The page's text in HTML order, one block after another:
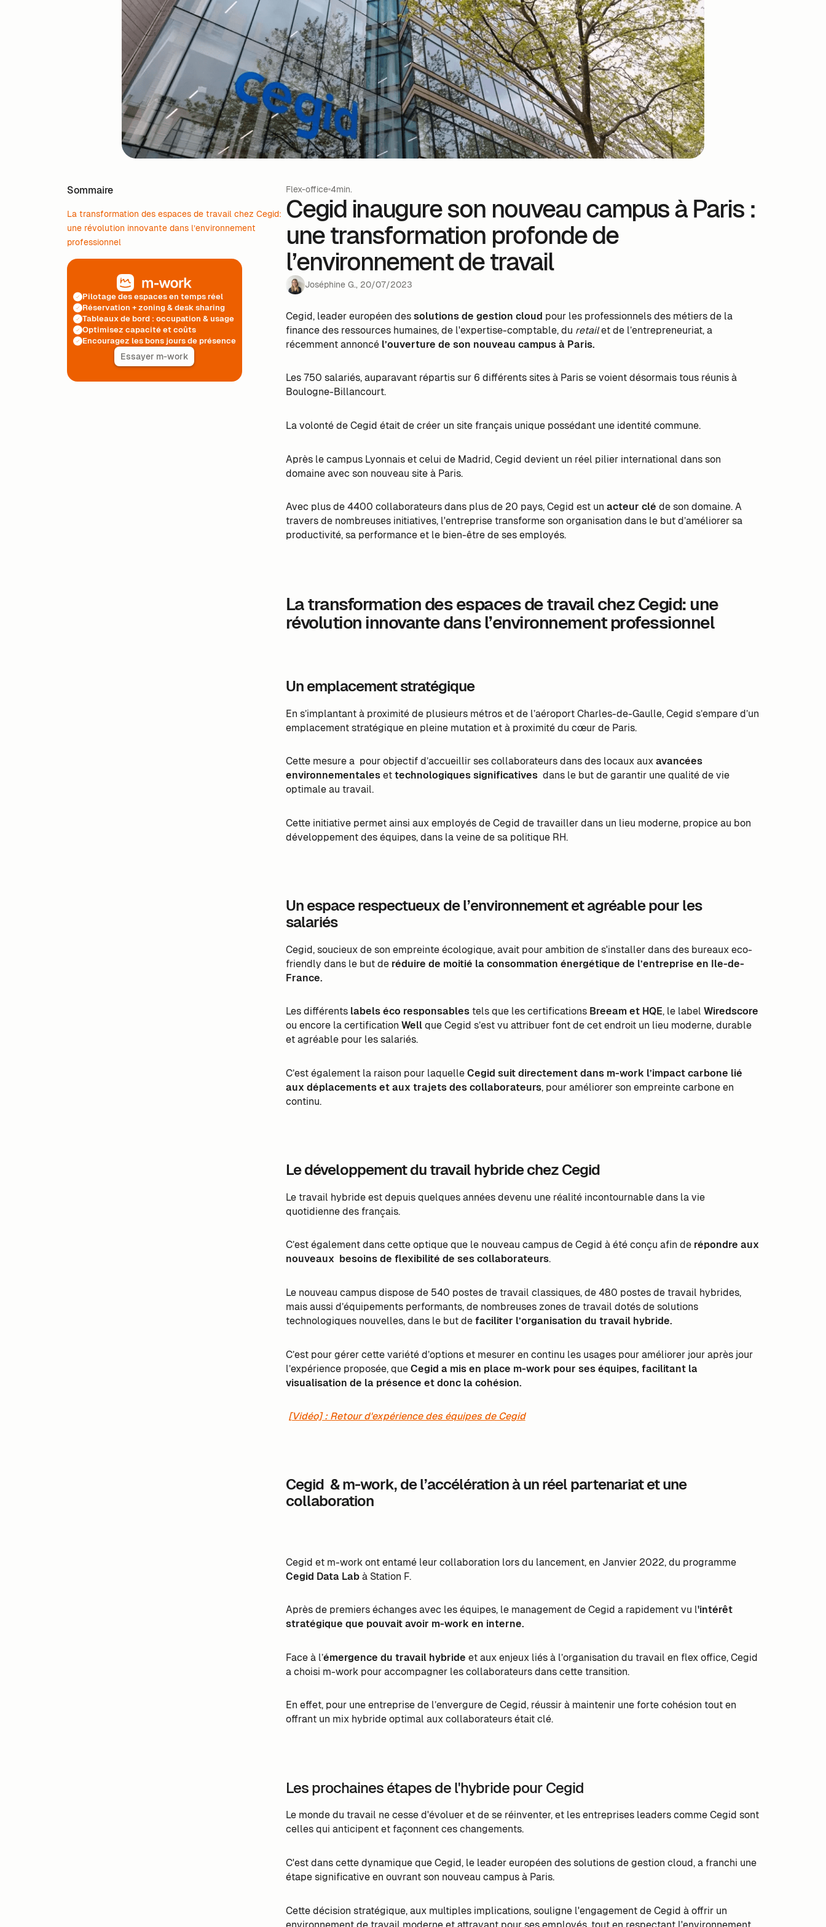
Sommaire
La transformation des espaces de travail chez Cegid:
une révolution innovante dans l’environnement
professionnel
Pilotage des espaces en temps réel
Réservation + zoning & desk sharing
Tableaux de bord : occupation & usage
Optimisez capacité et coûts
Encouragez les bons jours de présence
Essayer m-work
Flex-office 4min.
Cegid inaugure son nouveau campus à Paris :
une transformation profonde de
l’environnement de travail
Joséphine G., 20/07/2023
Cegid, leader européen dessolutions de gestion cloud pour les professionnels des métiers de la
finance des ressources humaines, de l'expertise-comptable, du retailet de l’entrepreneuriat, a
récemment annoncé l’ouverture de son nouveau campus à Paris.
Les 750 salariés, auparavant répartis sur 6 différents sites à Paris se voient désormais tous réunis à
Boulogne-Billancourt.
La volonté de Cegid était de créer un site français unique possédant une identité commune.
Après le campus Lyonnais et celui de Madrid, Cegid devient un réel pilier international dans son
domaine avec son nouveau site à Paris.
Avec plus de 4400 collaborateurs dans plus de 20 pays, Cegid est un acteur clé de son domaine. A
travers de nombreuses initiatives, l'entreprise transforme son organisation dans le but d’améliorer sa
productivité, sa performance et le bien-être de ses employés.
La transformation des espaces de travail chez Cegid: une
révolution innovante dans l’environnement professionnel
Un emplacement stratégique
En s’implantant à proximité de plusieurs métros et de l’aéroport Charles-de-Gaulle, Cegid s’empare d’un
emplacement stratégique en pleine mutation et à proximité du cœur de Paris.
Cette mesure a pour objectif d’accueillir ses collaborateurs dans des locaux auxavancées
environnementalesettechnologiques significativesdans le but de garantir une qualité de vie
optimale au travail.
Cette initiative permet ainsi aux employés de Cegid de travailler dans un lieu moderne, propice au bon
développement des équipes, dans la veine de sa politique RH.
Un espace respectueux de l’environnement et agréable pour les
salariés
Cegid, soucieux de son empreinte écologique, avait pour ambition de s'installer dans des bureaux eco-
friendly dans le but de réduire de moitié la consommation énergétique de l’entreprise en Ile-de-
France.
Les différents labels éco responsablestels que les certifications Breeam et HQE, le label Wiredscore
ou encore la certification Wellque Cegid s’est vu attribuer font de cet endroit un lieu moderne, durable
et agréable pour les salariés.
C’est également la raison pour laquelleCegid suit directement dans m-work l’impact carbone lié
aux déplacements et aux trajets des collaborateurs, pour améliorer son empreinte carbone en
continu.
Le développement du travail hybride chez Cegid
Le travail hybride est depuis quelques années devenu une réalité incontournable dans la vie
quotidienne des français.
C’est également dans cette optique que le nouveau campus de Cegid à été conçu afin de répondre aux
nouveaux besoins de flexibilité de ses collaborateurs.
Le nouveau campus dispose de 540 postes de travail classiques, de 480 postes de travail hybrides,
mais aussi d’équipements performants, de nombreuses zones de travail dotés de solutions
technologiques nouvelles, dans le but defaciliter l’organisation du travail hybride.
C’est pour gérer cette variété d’options et mesurer en continu les usages pour améliorer jour après jour
l’expérience proposée, queCegid a mis en place m-work pour ses équipes, facilitant la
visualisation de la présence et donc la cohésion.
[Vidéo] : Retour d'expérience des équipes de Cegid
Cegid & m-work, de l’accélération à un réel partenariat et une
collaboration
Cegid et m-work ont entamé leur collaboration lors du lancement, en Janvier 2022, du programme
Cegid Data Labà Station F.
Après de premiers échanges avec les équipes, le management de Cegid a rapidement vu l'intérêt
stratégique que pouvait avoir m-work en interne.
Face à l’émergence du travail hybride et aux enjeux liés à l’organisation du travail en flex office, Cegid
a choisi m-work pour accompagner les collaborateurs dans cette transition.
En effet, pour une entreprise de l’envergure de Cegid, réussir à maintenir une forte cohésion tout en
offrant un mix hybride optimal aux collaborateurs était clé.
Les prochaines étapes de l'hybride pour Cegid
Le monde du travail ne cesse d'évoluer et de se réinventer, et les entreprises leaders comme Cegid sont
celles qui anticipent et façonnent ces changements.
C'est dans cette dynamique que Cegid, le leader européen des solutions de gestion cloud, a franchi une
étape significative en ouvrant son nouveau campus à Paris.
Cette décision stratégique, aux multiples implications, souligne l'engagement de Cegid à offrir un